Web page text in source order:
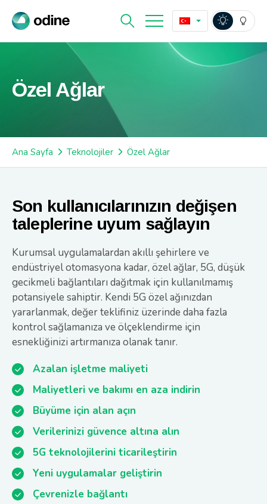
Özel Ağlar
Ana Sayfa Teknolojiler Özel Ağlar
Son kullanıcılarınızın değişen
taleplerine uyum sağlayın
Kurumsal uygulamalardan akıllı şehirlere ve
endüstriyel otomasyona kadar, özel ağlar, 5G, düşük
gecikmeli bağlantıları dağıtmak için kullanılmamış
potansiyele sahiptir. Kendi 5G özel ağınızdan
yararlanmak, değer teklifiniz üzerinde daha fazla
kontrol sağlamanıza ve ölçeklendirme için
esnekliğinizi artırmanıza olanak tanır.
Azalan işletme maliyeti
Maliyetleri ve bakımı en aza indirin
Büyüme için alan açın
Verilerinizi güvence altına alın
5G teknolojilerini ticarileştirin
Yeni uygulamalar geliştirin
Çevrenizle bağlantı